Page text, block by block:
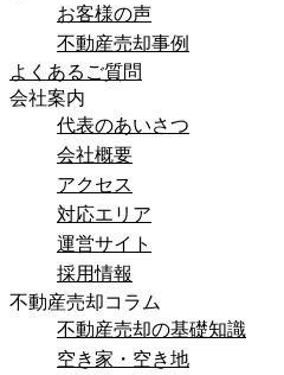
お客様の声
不動産売却事例
よくあるご質問
会社案内
代表のあいさつ
会社概要
アクセス
対応エリア
運営サイト
採用情報
不動産売却コラム
不動産売却の基礎知識
空き家・空き地